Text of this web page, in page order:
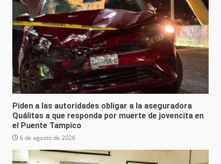
Piden a las autoridades obligar a la aseguradora
Quálitas a que responda por muerte de jovencita en
el Puente Tampico
6 de agosto de 2026